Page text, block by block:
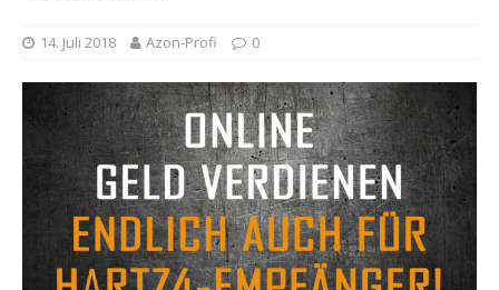
14. Juli 2018 Azon-Profi 0